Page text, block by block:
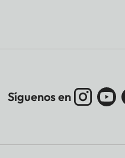
Síguenos en